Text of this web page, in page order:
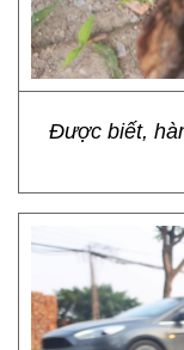
Được biết,